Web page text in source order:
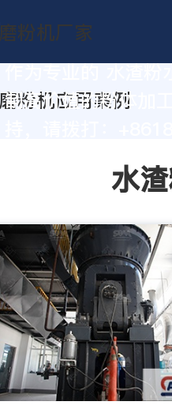
制高价值的粉体加
水